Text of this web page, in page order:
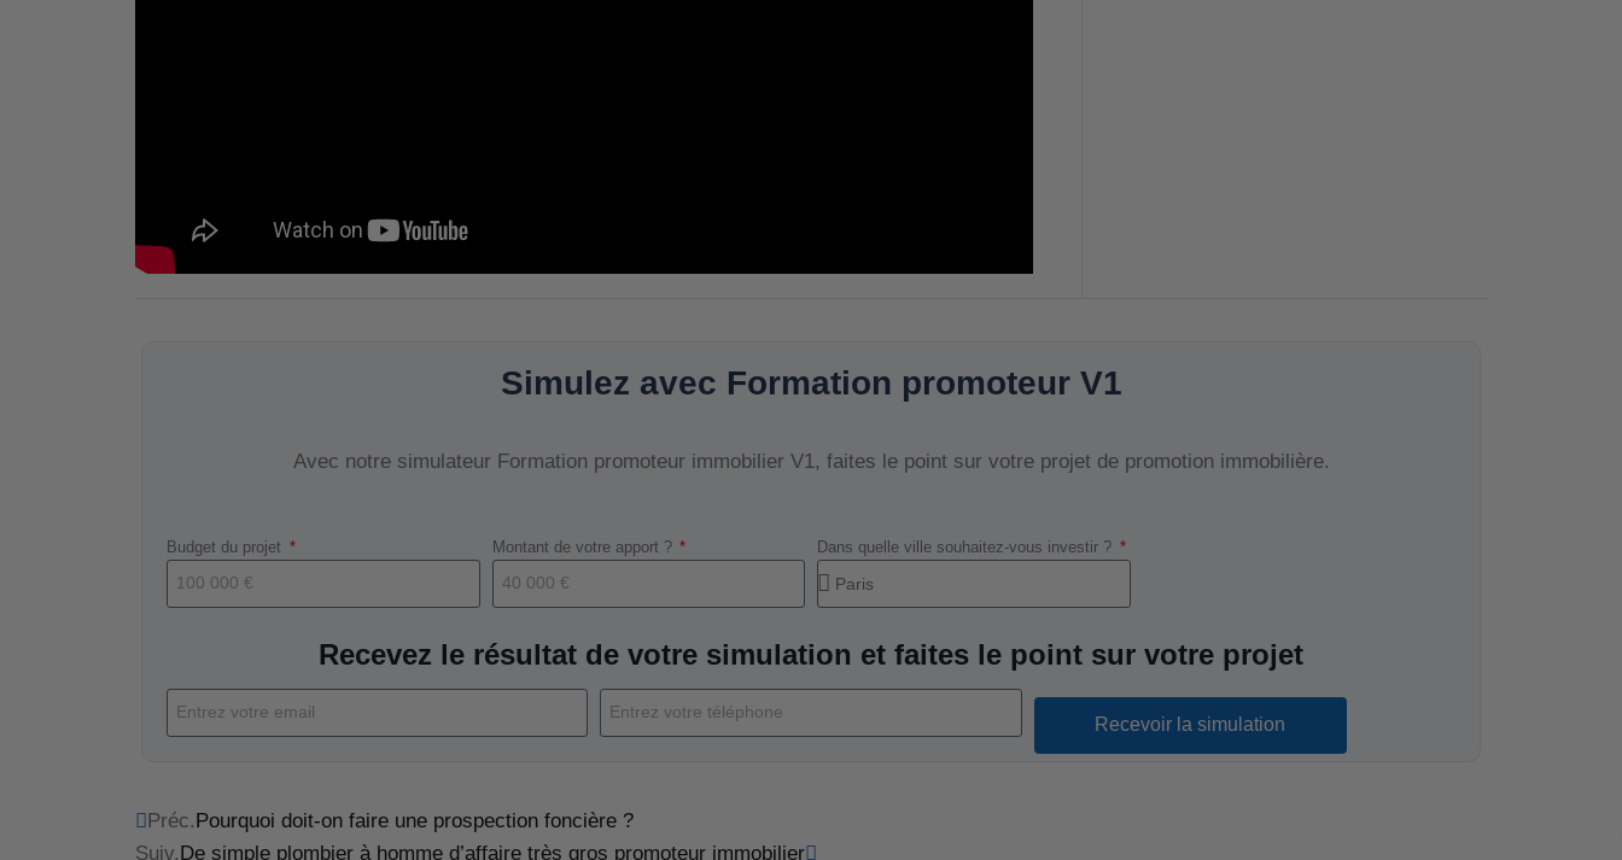
Simulez avec Formation promoteur V1
Avec notre simulateur Formation promoteur immobilier V1, faites le point sur votre projet de promotion immobilière.
Budget du projet Montant de votre apport ? Dans quelle ville souhaitez-vous investir ?
Recevez le résultat de votre simulation et faites le point sur votre projet
Recevoir la simulation
Préc.Pourquoi doit-on faire une prospection foncière ?
Suiv.De simple plombier à homme d’affaire très gros promoteur immobilier